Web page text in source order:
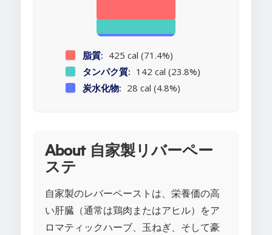
脂質: 425 cal (71.4%)
タンパク質: 142 cal (23.8%)
炭水化物: 28 cal (4.8%)
About 自家製リバーペー
ステ
自家製のレバーペーストは、栄養価の高
い肝臓（通常は鶏肉またはアヒル）をア
ロマティックハーブ、玉ねぎ、そして豪